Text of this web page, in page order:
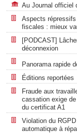
Au Journal officiel
Aspects
fiscales : mieux
[PODCAST]
déconnexion
Panorama rapide
Éditions reportées
Fraude aux
cassation exige
du certificat A1
Violation du
automatique à